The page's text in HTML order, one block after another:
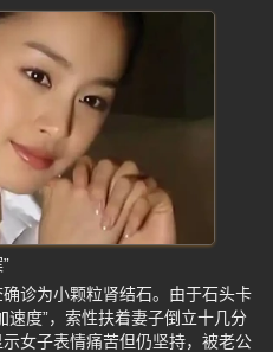
诊为小颗粒肾结石。由于石头卡
速度”，索性扶着妻子倒立十几分
女子表情痛苦但仍坚持，被老公